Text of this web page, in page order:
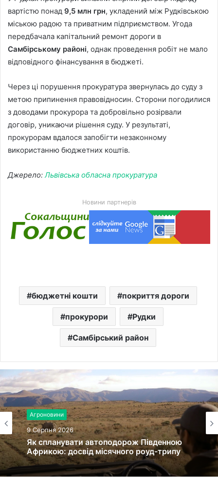
вартістю понад 9,5 млн грн, укладений між Рудківською
міською радою та приватним підприємством. Угода
передбачала капітальний ремонт дороги в
Самбірському районі, однак проведення робіт не мало
відповідного фінансування в бюджеті.
Через ці порушення прокуратура звернулась до суду з
метою припинення правовідносин. Сторони погодилися
з доводами прокурора та добровільно розірвали
договір, уникаючи рішення суду. У результаті,
прокурорам вдалося запобігти незаконному
використанню бюджетних коштів.
Джерело:Львівська обласна прокуратура
Новини партнерів
бюджетні кошти покриття дороги
прокурори Рудки
Самбірський район
Агроновини
9 Серпня 2026
Як спланувати автоподорож Південною
Африкою: досвід місячного роуд-трипу